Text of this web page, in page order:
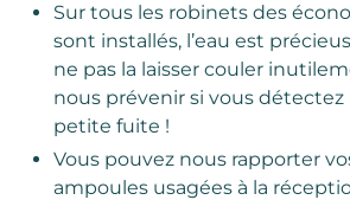
Sur tous les robinets des
sont installés, l’eau est
ne pas la laisser couler
nous prévenir si vous détectez
petite fuite !
Vous pouvez nous rapporter
ampoules usagées à la